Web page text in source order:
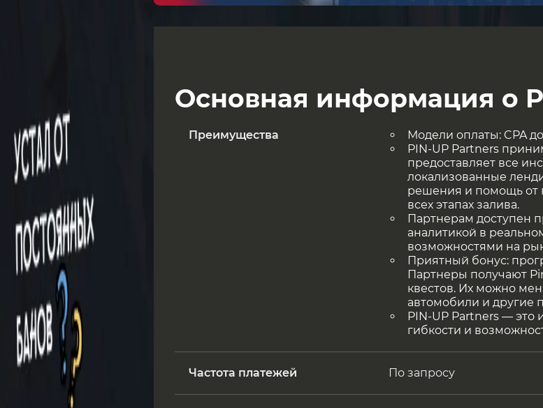
Основная информация о
Преимущества
Модели оплаты: CPA
PIN-UP Partners
предоставляет все
локализованные
решения и помощь от
всех этапах залива.
Партнерам доступен
аналитикой в
возможностями на
Приятный бонус:
Партнеры получают
квестов. Их можно
автомобили и другие
PIN-UP Partners — это
гибкости и
Частота платежей По запросу